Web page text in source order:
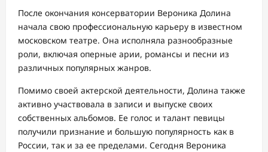
После окончания консерватории Вероника Долина
начала свою профессиональную карьеру в известном
московском театре. Она исполняла разнообразные
роли, включая оперные арии, романсы и песни из
различных популярных жанров.
Помимо своей актерской деятельности, Долина также
активно участвовала в записи и выпуске своих
собственных альбомов. Ее голос и талант певицы
получили признание и большую популярность как в
России, так и за ее пределами. Сегодня Вероника